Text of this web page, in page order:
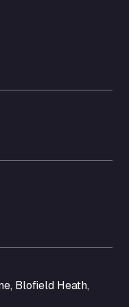
Parking
CA11 9EH
Blofield Heath,